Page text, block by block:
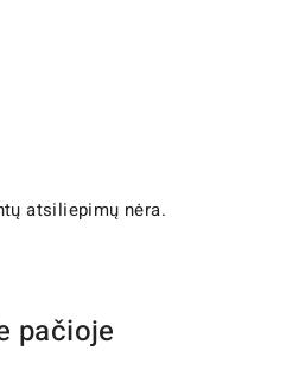
atsiliepimų nėra.
pačioje